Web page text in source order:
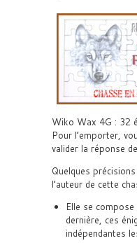
Wiko Wax 4G : 32
Pour l’emporter,
valider la réponse
Quelques
l’auteur de cette
Elle se
dernière, ces
indépendantes